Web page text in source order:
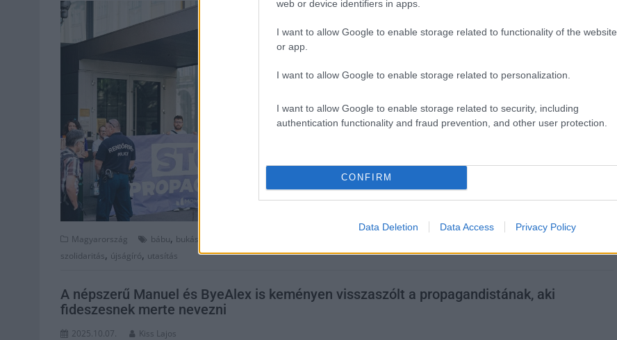
web or device identifiers in apps.
I want to allow Google to enable storage related to functionality of the website
or app.
I want to allow Google to enable storage related to personalization.
I want to allow Google to enable storage related to security, including
authentication functionality and fraud prevention, and other user protection.
CONFIRM
Data Deletion Data Access Privacy Policy
Ahogy eltűntek az állami pénzek a Fidesz
látványos bukása után, a narancsos
médiabirodalmát az elmúlt két-két és fél
einstand következett be. Most hatalmasat
fordult a kocka és innentől a fideszesek nem
Magyarország bábu, bukás
szolidaritás, újságíró, utasítás
A népszerű Manuel és ByeAlex is keményen visszaszólt a propagandistának, aki
fideszesnek merte nevezni
2025.10.07. Kiss Lajos